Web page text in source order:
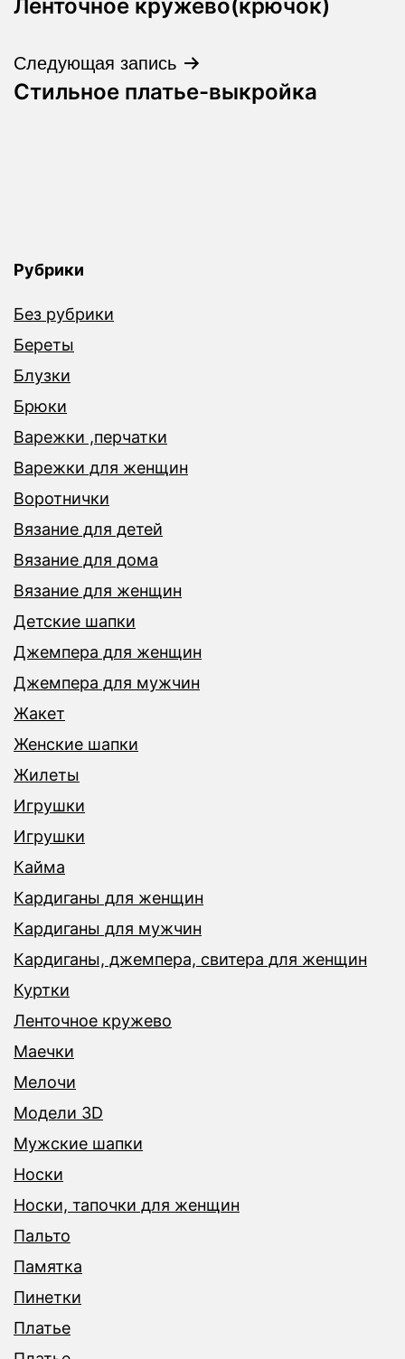
по
записям
Ленточное кружево(крючок)
Следующая запись
Стильное платье-выкройка
Рубрики
Без рубрики
Береты
Блузки
Брюки
Варежки ,перчатки
Варежки для женщин
Воротнички
Вязание для детей
Вязание для дома
Вязание для женщин
Детские шапки
Джемпера для женщин
Джемпера для мужчин
Жакет
Женские шапки
Жилеты
Игрушки
Игрушки
Кайма
Кардиганы для женщин
Кардиганы для мужчин
Кардиганы, джемпера, свитера для женщин
Куртки
Ленточное кружево
Маечки
Мелочи
Модели 3D
Мужские шапки
Носки
Носки, тапочки для женщин
Пальто
Памятка
Пинетки
Платье